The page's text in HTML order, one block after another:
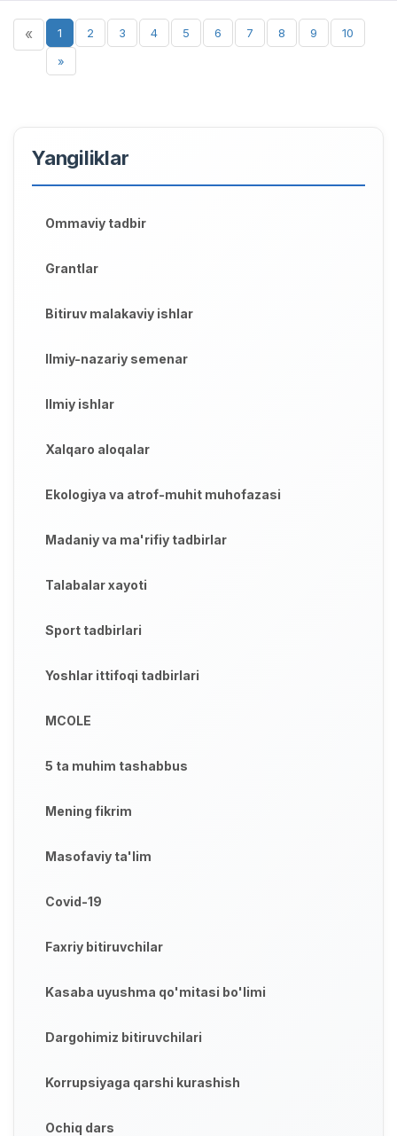
« 1 2 3 4 5 6 7 8 9
10
»
Yangiliklar
Ommaviy tadbir
Grantlar
Bitiruv malakaviy ishlar
Ilmiy-nazariy semenar
Ilmiy ishlar
Xalqaro aloqalar
Ekologiya va atrof-muhit muhofazasi
Madaniy va ma'rifiy tadbirlar
Talabalar xayoti
Sport tadbirlari
Yoshlar ittifoqi tadbirlari
MCOLE
5 ta muhim tashabbus
Mening fikrim
Masofaviy ta'lim
Covid-19
Faxriy bitiruvchilar
Kasaba uyushma qo'mitasi bo'limi
Dargohimiz bitiruvchilari
Korrupsiyaga qarshi kurashish
Ochiq dars